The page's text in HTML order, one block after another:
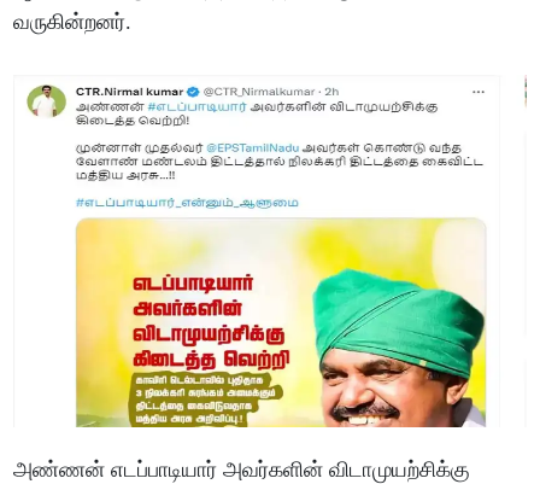
வருகின்றனர்.
அண்ணன் எடப்பாடியார் அவர்களின் விடாமுயற்சிக்கு